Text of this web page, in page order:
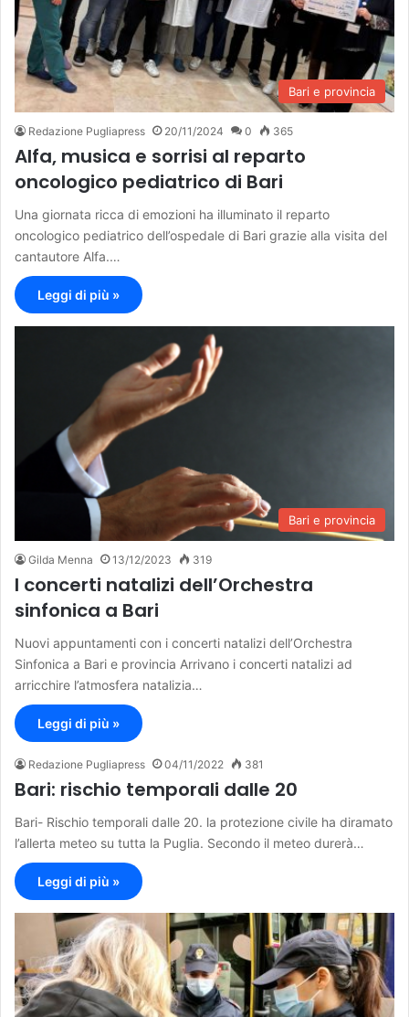
Bari e provincia
Redazione Pugliapress 20/11/2024 0 365
Alfa, musica e sorrisi al reparto
oncologico pediatrico di Bari
Una giornata ricca di emozioni ha illuminato il reparto
oncologico pediatrico dell’ospedale di Bari grazie alla visita del
cantautore Alfa.…
Leggi di più »
Bari e provincia
Gilda Menna 13/12/2023 319
I concerti natalizi dell’Orchestra
sinfonica a Bari
Nuovi appuntamenti con i concerti natalizi dell’Orchestra
Sinfonica a Bari e provincia Arrivano i concerti natalizi ad
arricchire l’atmosfera natalizia…
Leggi di più »
Redazione Pugliapress 04/11/2022 381
Bari: rischio temporali dalle 20
Bari- Rischio temporali dalle 20. la protezione civile ha diramato
l’allerta meteo su tutta la Puglia. Secondo il meteo durerà…
Leggi di più »